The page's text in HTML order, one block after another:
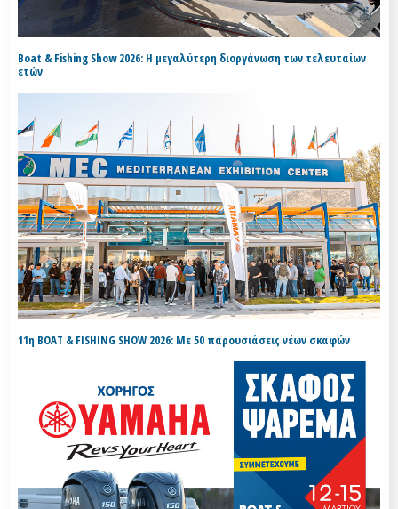
Boat & Fishing Show 2026: Η μεγαλύτερη διοργάνωση των τελευταίων
ετών
11η BOAT & FISHING SHOW 2026: Με 50 παρουσιάσεις νέων σκαφών